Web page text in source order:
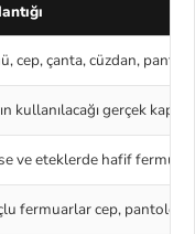
cep, çanta, cüzdan,
kullanılacağı gerçek
ve eteklerde hafif
fermuarlar cep,